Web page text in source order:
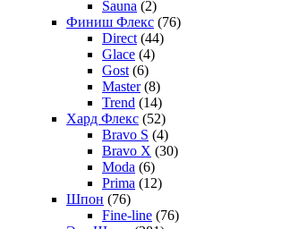
Sauna (2)
Финиш Флекс (76)
Direct (44)
Glace (4)
Gost (6)
Master (8)
Trend (14)
Хард Флекс (52)
Bravo S (4)
Bravo X (30)
Moda (6)
Prima (12)
Шпон (76)
Fine-line (76)